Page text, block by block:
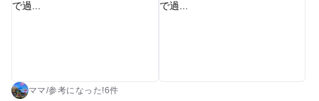
イムもできよかったです！ チケットを見せると隣のレストラン
ママ/参考に なった!6件